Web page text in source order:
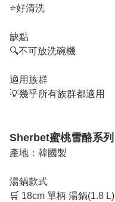
⭐️好清洗
缺點
🔍不可放洗碗機
適用族群
💡幾乎所有族群都適用
Sherbet蜜桃雪酪系列
產地：韓國製
湯鍋款式
🛒 18cm 單柄 湯鍋(1.8 L)